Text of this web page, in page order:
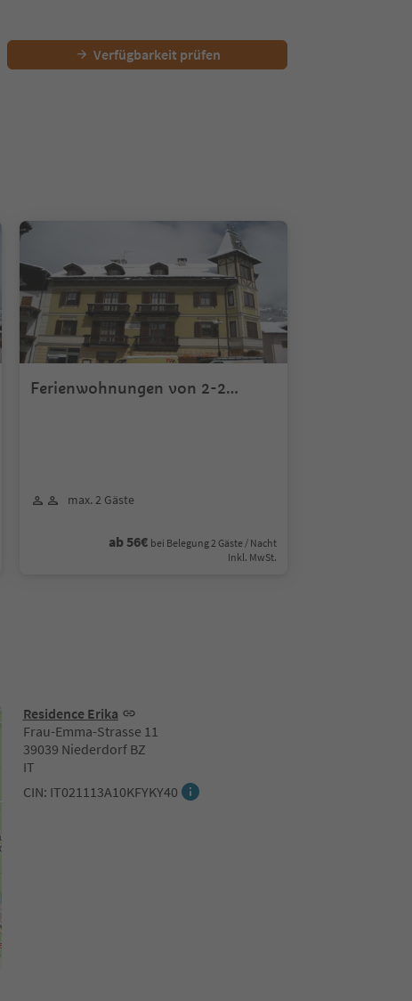
Verfügbarkeit prüfen
Ferienwohnungen von 2-2
max. 2 Gäste
ab 56€ bei Belegung 2 Gäste / Nacht
Inkl. MwSt.
Residence Erika
Frau-Emma-Strasse 11
39039 Niederdorf BZ
IT
CIN: IT021113A10KFYKY40